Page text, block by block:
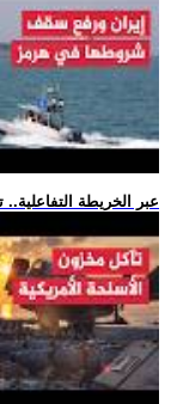
.. عبر الخريطة